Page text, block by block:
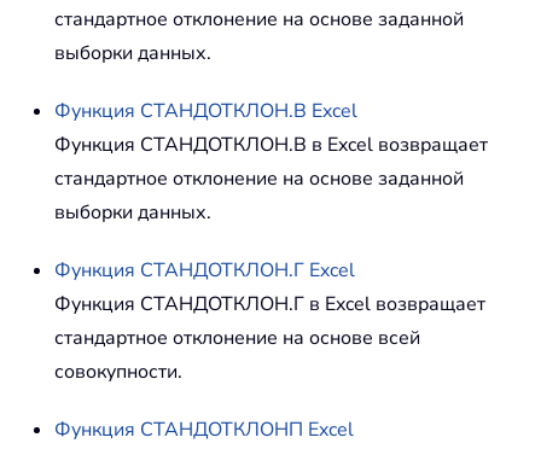
стандартное отклонение на основе заданной
выборки данных.
Функция СТАНДОТКЛОН.В Excel
Функция СТАНДОТКЛОН.В в Excel возвращает
стандартное отклонение на основе заданной
выборки данных.
Функция СТАНДОТКЛОН.Г Excel
Функция СТАНДОТКЛОН.Г в Excel возвращает
стандартное отклонение на основе всей
совокупности.
Функция СТАНДОТКЛОНП Excel